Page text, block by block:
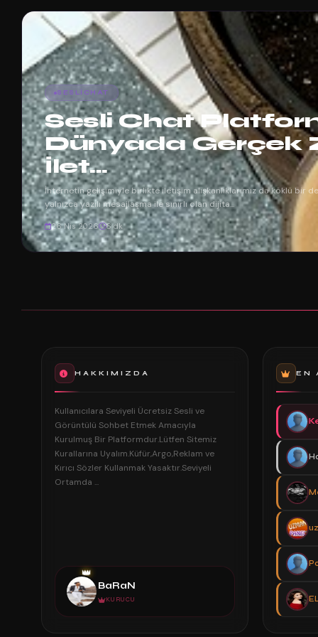
SESLICHAT
Sesli Chat
Dünyada Gerçek
İlet...
İnternetin gelişimiyle birlikte iletişim alışkanlıklarımız da köklü bir
yalnızca yazılı mesajlaşma ile sınırlı olan dijita...
26 Nis 2026 6 dk
HAKKIMIZDA
Kullanıcılara Seviyeli Ücretsiz Sesli ve
Görüntülü Sohbet Etmek Amacıyla
Kurulmuş Bir Platformdur.Lütfen Sitemiz
Kurallarına Uyalım.Küfür,Argo,Reklam ve
Kırıcı Sözler Kullanmak Yasaktır.Seviyeli
Ortamda ...
👑
BaRaN
KURUCU
EN